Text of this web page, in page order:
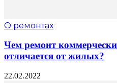
О ремонтах
Чем ремонт
отличается от жилых?
22.02.2022